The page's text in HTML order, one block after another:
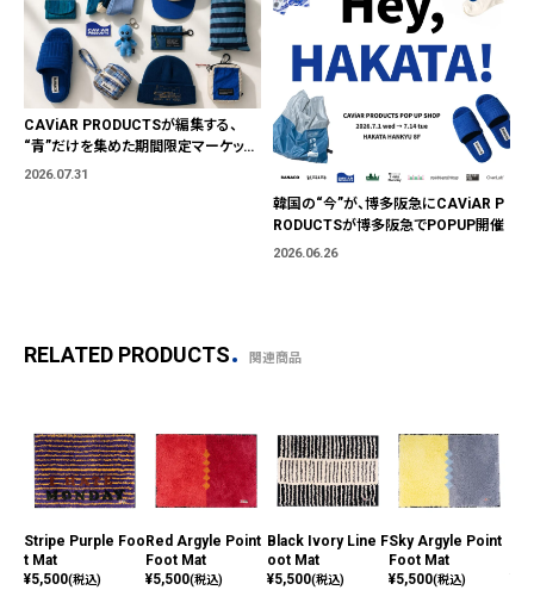
CAViAR PRODUCTSが編集する、
“青”だけを集めた期間限定マーケット
「BLUE MARKET」が横浜に。ブランド
2026.07.31
韓国の“今”が、博多阪急にCAViAR P
RODUCTSが博多阪急でPOPUP開催
2026.06.26
RELATED PRODUCTS 関連商品
Stripe Purple Foo
t Mat
¥5,500(税込)
Red Argyle Point
Foot Mat
¥5,500(税込)
Black Ivory Line F
oot Mat
¥5,500(税込)
Sky Argyle Point
Foot Mat
¥5,500(税込)